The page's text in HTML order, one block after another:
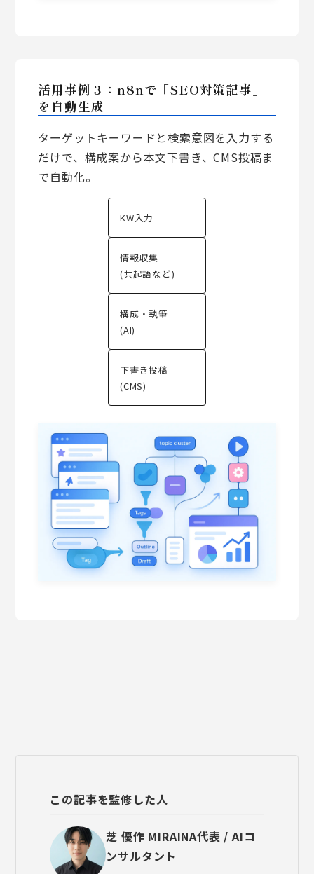
活用事例３：n8nで「SEO対策記事」
を自動生成
ターゲットキーワードと検索意図を入力する
だけで、構成案から本文下書き、CMS投稿ま
で自動化。
KW入力
情報収集
(共起語など)
構成・執筆
(AI)
下書き投稿
(CMS)
この記事を監修した人
芝 優作 MIRAINA代表 / AIコ
ンサルタント